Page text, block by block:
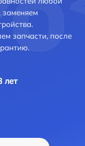
запчасти, после
лет